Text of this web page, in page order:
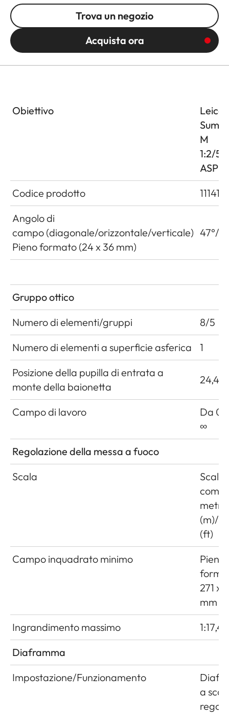
Trova un negozio
Acquista ora
Obiettivo
Leica
M
1:2/
ASPH.
Codice prodotto
11141
Angolo di
campo (diagonale/orizzontale/verticale)
Pieno formato (24 x 36 mm)
47°/
Gruppo ottico
Numero di elementi/gruppi
8/5
Numero di elementi a superficie asferica
1
Posizione della pupilla di entrata a
monte della baionetta
24,4
Campo di lavoro
Da
∞
Regolazione della messa a fuoco
Scala
Scala
metri
(m)/
(ft)
Campo inquadrato minimo
Pieno
271 x
mm
Ingrandimento massimo
1:17,4
Diaframma
Impostazione/Funzionamento
a